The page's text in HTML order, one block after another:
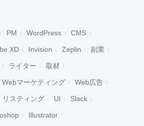
PM WordPress CMS
XD Invision Zeplin 副業
ライター 取材
Webマーケティング Web広告
リスティング UI Slack
Illustrator